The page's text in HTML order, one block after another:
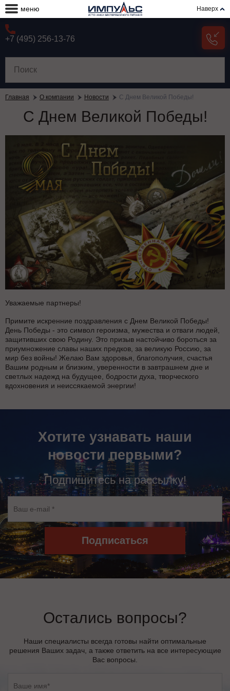
меню Наверх
+7 (495) 256-13-76
Главная О компании Новости С Днем Великой Победы!
С Днем Великой Победы!
Уважаемые партнеры!
Примите искренние поздравления с Днем Великой Победы!
День Победы - это символ героизма, мужества и отваги людей,
защитивших свою Родину. Это призыв настойчиво бороться за
приумножение славы наших предков, за великую Россию, за
мир без войны! Желаю Вам здоровья, благополучия, счастья
Вашим родным и близким, уверенности в завтрашнем дне и
светлых надежд на будущее, бодрости духа, творческого
вдохновения и неиссякаемой энергии!
Хотите узнавать наши
новости первыми?
Подпишитесь на рассылку!
Подписаться
Остались вопросы?
Наши специалисты всегда готовы найти оптимальные
решения Ваших задач, а также ответить на все интересующие
Вас вопросы.